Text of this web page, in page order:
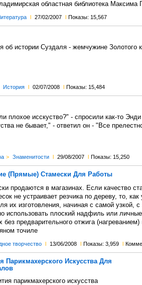
областная библиотека Максима
l 27/02/2007 l Показы: 15,567
об истории Суздаля - жемчужине Золотого
История l 02/07/2008 l Показы: 15,484
плохое исскуство?" - спросили как-то
не бывает," - ответил он - "Все
> Знаменитости l 29/08/2007 l Показы: 15,250
(Прямые) Стамески Для Работы
продаются в магазинах. Если качество
не устраивает резчика по дереву, то, как
их изготовления, начиная с самой узкой,
использовать плоский надфиль или
без предварительного отжига
точиле
творчество l 13/06/2008 l Показы: 3,959 l
Парикмахерского Искусства Для
парикмахерского искусства